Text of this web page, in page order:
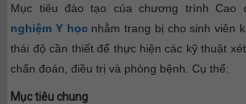
Mục tiêu đào tạo của chương trình Cao
nghiệm Y học nhằm trang bị cho sinh viên
thái độ cần thiết để thực hiện các kỹ thuật
chẩn đoán, điều trị và phòng bệnh. Cụ thể:
Mục tiêu chung